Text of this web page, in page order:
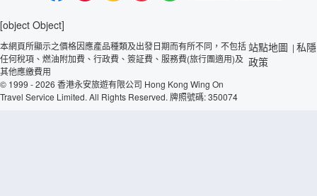
[object Object]
本網頁所顯示之價格因應產品種類及出發日期而有所不同，不包括
任何稅項、燃油附加費、行政費、簽証費、服務費(旅行團適用)及
其他應繳費用
© 1999 - 2026 香港永安旅遊有限公司 Hong Kong Wing On
Travel Service Limited. All Rights Reserved. 牌照號碼: 350074
站點地圖 | 私隱
政策